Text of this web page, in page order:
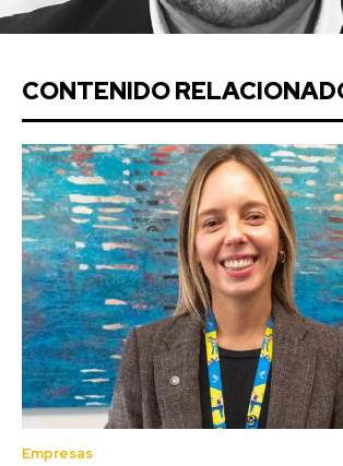
CONTENIDO
Empresas